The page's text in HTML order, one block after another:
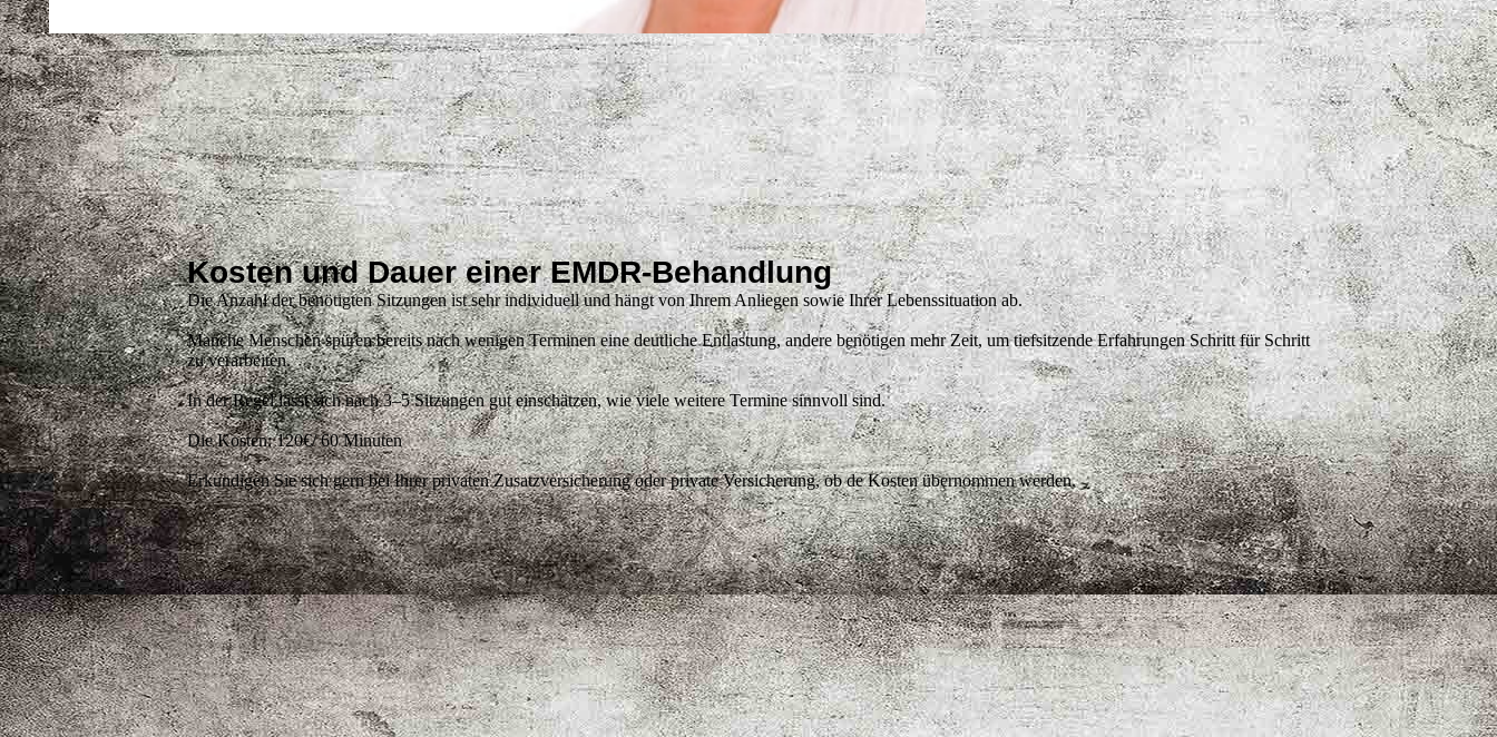
Kosten und Dauer einer EMDR-Behandlung
Die Anzahl der benötigten Sitzungen ist sehr individuell und hängt von Ihrem Anliegen sowie Ihrer Lebenssituation ab.
Manche Menschen spüren bereits nach wenigen Terminen eine deutliche Entlastung, andere benötigen mehr Zeit, um tiefsitzende Erfahrungen Schritt für Schritt
zu verarbeiten.
In der Regel lässt sich nach 3–5 Sitzungen gut einschätzen, wie viele weitere Termine sinnvoll sind.
Die Kosten: 120€/ 60 Minuten
Erkundigen Sie sich gern bei Ihrer privaten Zusatzversicherung oder private Versicherung, ob de Kosten übernommen werden.